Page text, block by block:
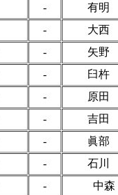
-
有明
-
大西
-
矢野
-
臼杵
-
原田
-
吉田
-
眞部
-
石川
-
中